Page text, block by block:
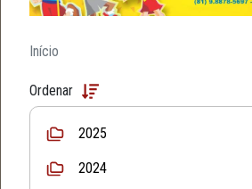
Início
Ordenar
2025
2024